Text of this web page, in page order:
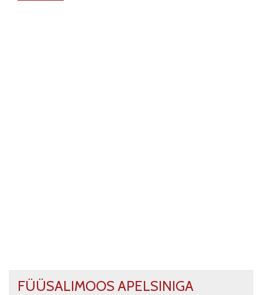
FÜÜSALIMOOS APELSINIGA